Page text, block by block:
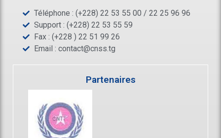
Téléphone : (+228) 22 53 55 00 / 22 25 96 96
Support : (+228) 22 53 55 59
Fax : (+228 ) 22 51 99 26
Email : contact@cnss.tg
Partenaires